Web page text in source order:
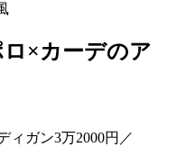
×カーデのア
ィガン3万2000円／